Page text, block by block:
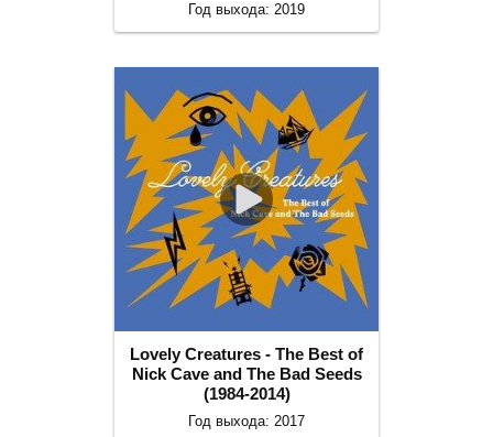
Год выхода: 2019
Lovely Creatures - The Best of
Nick Cave and The Bad Seeds
(1984-2014)
Год выхода: 2017